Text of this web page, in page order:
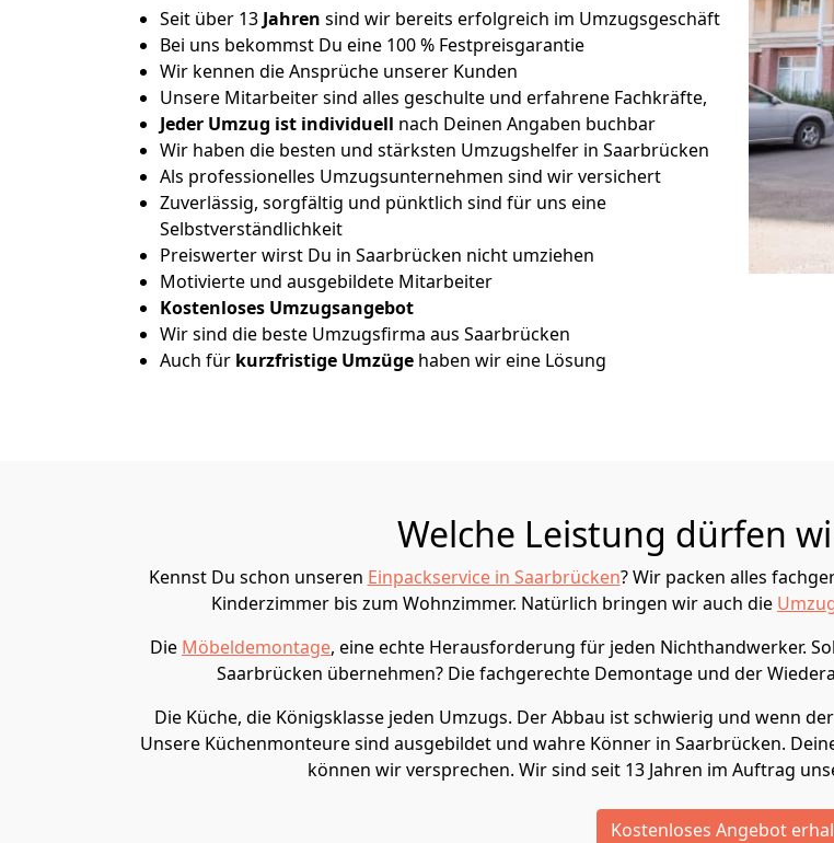
Seit über 13 Jahren sind wir bereits erfolgreich im Umzugsgeschäft
Bei uns bekommst Du eine 100 % Festpreisgarantie
Wir kennen die Ansprüche unserer Kunden
Unsere Mitarbeiter sind alles geschulte und erfahrene Fachkräfte,
Jeder Umzug ist individuell nach Deinen Angaben buchbar
Wir haben die besten und stärksten Umzugshelfer in Saarbrücken
Als professionelles Umzugsunternehmen sind wir versichert
Zuverlässig, sorgfältig und pünktlich sind für uns eine
Selbstverständlichkeit
Preiswerter wirst Du in Saarbrücken nicht umziehen
Motivierte und ausgebildete Mitarbeiter
Kostenloses Umzugsangebot
Wir sind die beste Umzugsfirma aus Saarbrücken
Auch für kurzfristige Umzüge haben wir eine Lösung
Welche Leistung dürfen
Kennst Du schon unseren Einpackservice in Saarbrücken? Wir packen alles
Kinderzimmer bis zum Wohnzimmer. Natürlich bringen wir auch die
Die Möbeldemontage, eine echte Herausforderung für jeden Nichthandwerker.
Saarbrücken übernehmen? Die fachgerechte Demontage und der
Die Küche, die Königsklasse jeden Umzugs. Der Abbau ist schwierig und wenn
Unsere Küchenmonteure sind ausgebildet und wahre Könner in Saarbrücken.
können wir versprechen. Wir sind seit 13 Jahren im Auftrag
Kostenloses Angebot